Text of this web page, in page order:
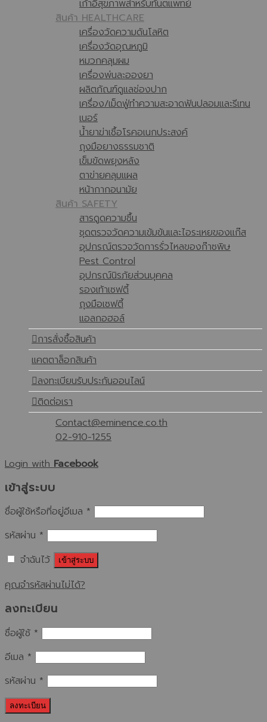
เก้าอี้สุขภาพสำหรับทันตแพทย์
สินค้า HEALTHCARE
เครื่องวัดความดันโลหิต
เครื่องวัดอุณหภูมิ
หมวกคลุมผม
เครื่องพ่นละอองยา
ผลิตภัณฑ์ดูแลช่องปาก
เครื่อง/เม็ดฟู่ทำความสะอาดฟันปลอมและรีเทน
เนอร์
น้ำยาฆ่าเชื้อโรคอเนกประสงค์
ถุงมือยางธรรมชาติ
เข็มขัดพยุงหลัง
ตาข่ายคลุมแผล
หน้ากากอนามัย
สินค้า SAFETY
สารดูดความชื้น
ชุดตรวจวัดความเข้มข้นและไอระเหยของแก๊ส
อุปกรณ์ตรวจวัดการรั่วไหลของก๊าซพิษ
Pest Control
อุปกรณ์นิรภัยส่วนบุคคล
รองเท้าเซฟตี้
ถุงมือเซฟตี้
แอลกอฮอล์
การสั่งซื้อสินค้า
แคตตาล็อกสินค้า
ลงทะเบียนรับประกันออนไลน์
ติดต่อเรา
Contact@eminence.co.th
02-910-1255
Login withFacebook
เข้าสู่ระบบ
ชื่อผู้ใช้หรือที่อยู่อีเมล *
รหัสผ่าน *
จำฉันไว้
เข้าสู่ระบบ
คุณจำรหัสผ่านไม่ได้?
ลงทะเบียน
ชื่อผู้ใช้ *
อีเมล *
รหัสผ่าน *
ลงทะเบียน